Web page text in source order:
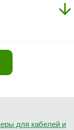
для кабелей и